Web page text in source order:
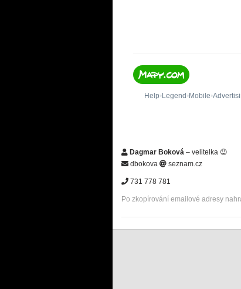
Dagmar Boková – velitelka 😉
dbokova
seznam.cz
731 778 781
Po zkopírování emailové adresy